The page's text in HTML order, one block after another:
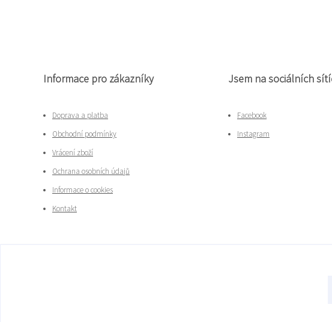
Informace pro zákazníky
Doprava a platba
Obchodní podmínky
Vrácení zboží
Ochrana osobních údajů
Informace o cookies
Kontakt
Jsem na sociálních
Facebook
Instagram